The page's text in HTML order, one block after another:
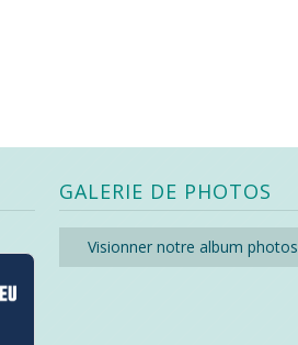
GALERIE DE PHOTOS
Visionner notre album photos